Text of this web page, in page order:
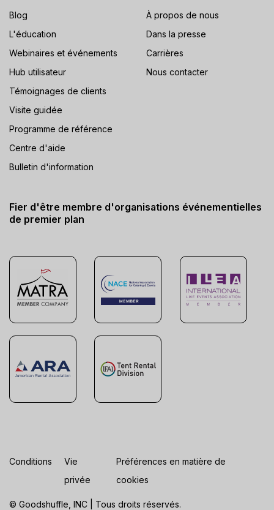
Blog
L'éducation
Webinaires et événements
Hub utilisateur
Témoignages de clients
Visite guidée
Programme de référence
Centre d'aide
Bulletin d'information
À propos de nous
Dans la presse
Carrières
Nous contacter
Fier d'être membre d'organisations événementielles
de premier plan
© Goodshuffle, INC | Tous droits réservés.
Conditions
Vie
privée
Préférences en matière de
cookies